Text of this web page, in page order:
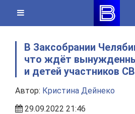
content
В Заксобрании
что ждёт
и детей участников
Автор: Кристина Дейнеко
29.09.2022 21:46